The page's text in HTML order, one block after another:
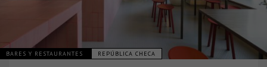
BARES Y RESTAURANTES REPÚBLICA CHECA